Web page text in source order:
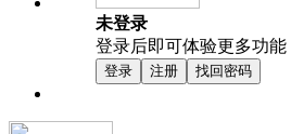
未登录
登录后即可体验更多功能
登录 注册 找回密码